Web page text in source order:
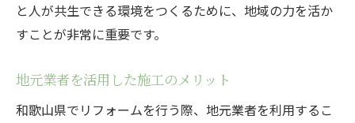
と人が共生できる環境をつくるために、地域の力を活か
すことが非常に重要です。
地元業者を活用した施工のメリット
和歌山県でリフォームを行う際、地元業者を利用するこ